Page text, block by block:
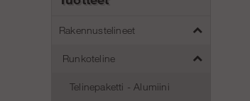
Rakennustelineet
Runkoteline
Telinepaketti - Alumiini